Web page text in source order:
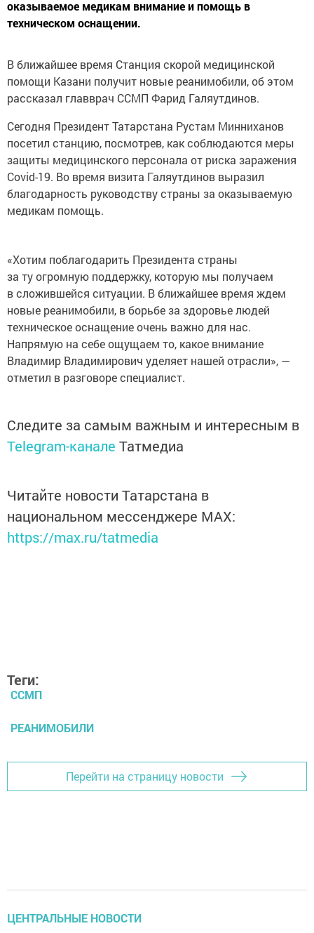
оказываемое медикам внимание и помощь в
техническом оснащении.
В ближайшее время Станция скорой медицинской
помощи Казани получит новые реанимобили, об этом
рассказал главврач ССМП Фарид Галяутдинов.
Сегодня Президент Татарстана Рустам Минниханов
посетил станцию, посмотрев, как соблюдаются меры
защиты медицинского персонала от риска заражения
Covid-19. Во время визита Галяутдинов выразил
благодарность руководству страны за оказываемую
медикам помощь.
«Хотим поблагодарить Президента страны
за ту огромную поддержку, которую мы получаем
в сложившейся ситуации. В ближайшее время ждем
новые реанимобили, в борьбе за здоровье людей
техническое оснащение очень важно для нас.
Напрямую на себе ощущаем то, какое внимание
Владимир Владимирович уделяет нашей отрасли», —
отметил в разговоре специалист.
Следите за самым важным и интересным в
Telegram-канале Татмедиа
Читайте новости Татарстана в
национальном мессенджере MАХ:
https://max.ru/tatmedia
Теги:
ССМП
РЕАНИМОБИЛИ
Перейти на страницу новости
ЦЕНТРАЛЬНЫЕ НОВОСТИ